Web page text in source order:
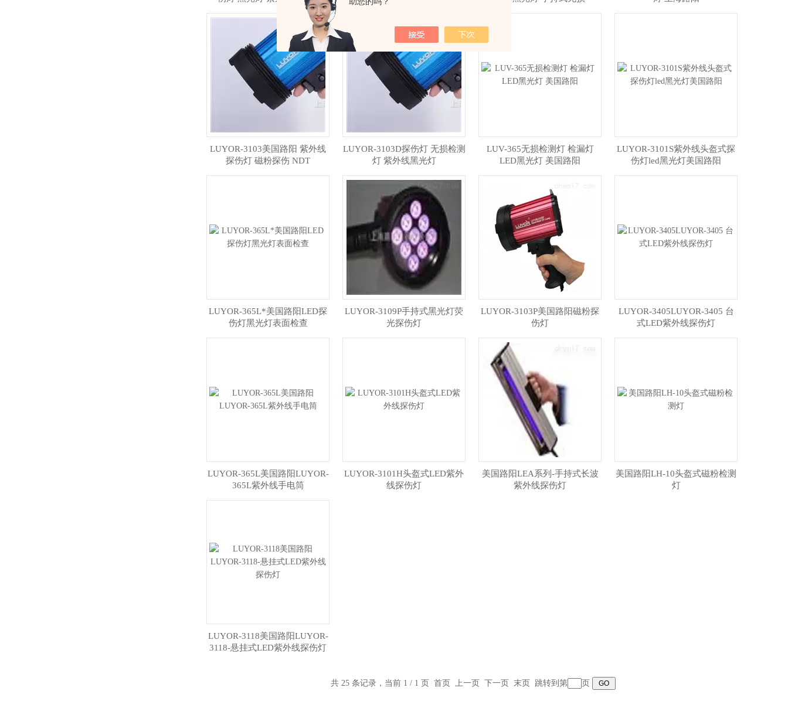
LUYOR-3103美国路阳 紫外线
探伤灯 磁粉探伤 NDT
LUYOR-3103D探伤灯 无损检测
灯 紫外线黑光灯
LUV-365无损检测灯 检漏灯
LED黑光灯 美国路阳
LUYOR-3101S紫外线头盔式探
伤灯led黑光灯美国路阳
LUYOR-365L*美国路阳LED探
伤灯黑光灯表面检查
LUYOR-3109P手持式黑光灯荧
光探伤灯
LUYOR-3103P美国路阳磁粉探
伤灯
LUYOR-3405LUYOR-3405 台
式LED紫外线探伤灯
LUYOR-365L美国路阳LUYOR-
365L紫外线手电筒
LUYOR-3101H头盔式LED紫外
线探伤灯
美国路阳LEA系列-手持式长波
紫外线探伤灯
美国路阳LH-10头盔式磁粉检测
灯
LUYOR-3118美国路阳LUYOR-
3118-悬挂式LED紫外线探伤灯
共 25 条记录，当前 1 / 1 页 首页 上一页 下一页 末页 跳转到第 页